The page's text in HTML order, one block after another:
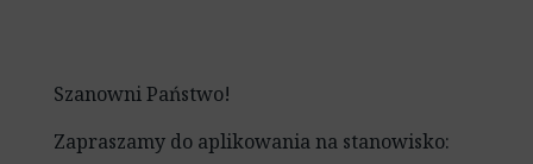
Szanowni Państwo!
Zapraszamy do aplikowania na stanowisko: